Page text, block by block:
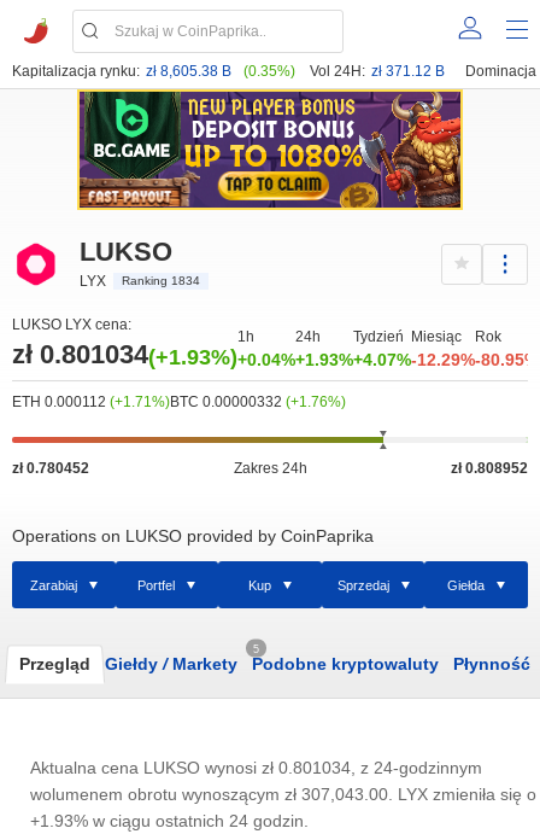
Kapitalizacja rynku: zł 8,605.38 B (0.35%) Vol 24H: zł 371.12 B Dominacja
LUKSO
LYX Ranking 1834
LUKSO LYX cena:
zł 0.801034(+1.93%)
1h
+0.04%
24h
+1.93%
Tydzień
+4.07%
Miesiąc
-12.29%
Rok
-80.95%
ETH 0.000112 (+1.71%)BTC 0.00000332 (+1.76%)
zł 0.780452 Zakres 24h zł 0.808952
Operations on LUKSO provided by CoinPaprika
Zarabiaj Portfel Kup Sprzedaj Giełda
Przegląd Giełdy /Markety
5
Podobne kryptowaluty Płynność
Aktualna cena LUKSO wynosi zł 0.801034 , z 24-godzinnym
wolumenem obrotu wynoszącym zł 307,043.00 . LYX zmieniła się o
+1.93% w ciągu ostatnich 24 godzin.